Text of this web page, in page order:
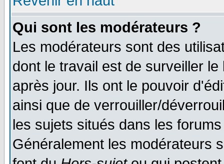
Qui sont les modérateurs ?
Les modérateurs sont des
dont le travail est de surveiller
après jour. Ils ont le pouvoir
ainsi que de verrouiller/
les sujets situés dans les
Généralement les modérateurs